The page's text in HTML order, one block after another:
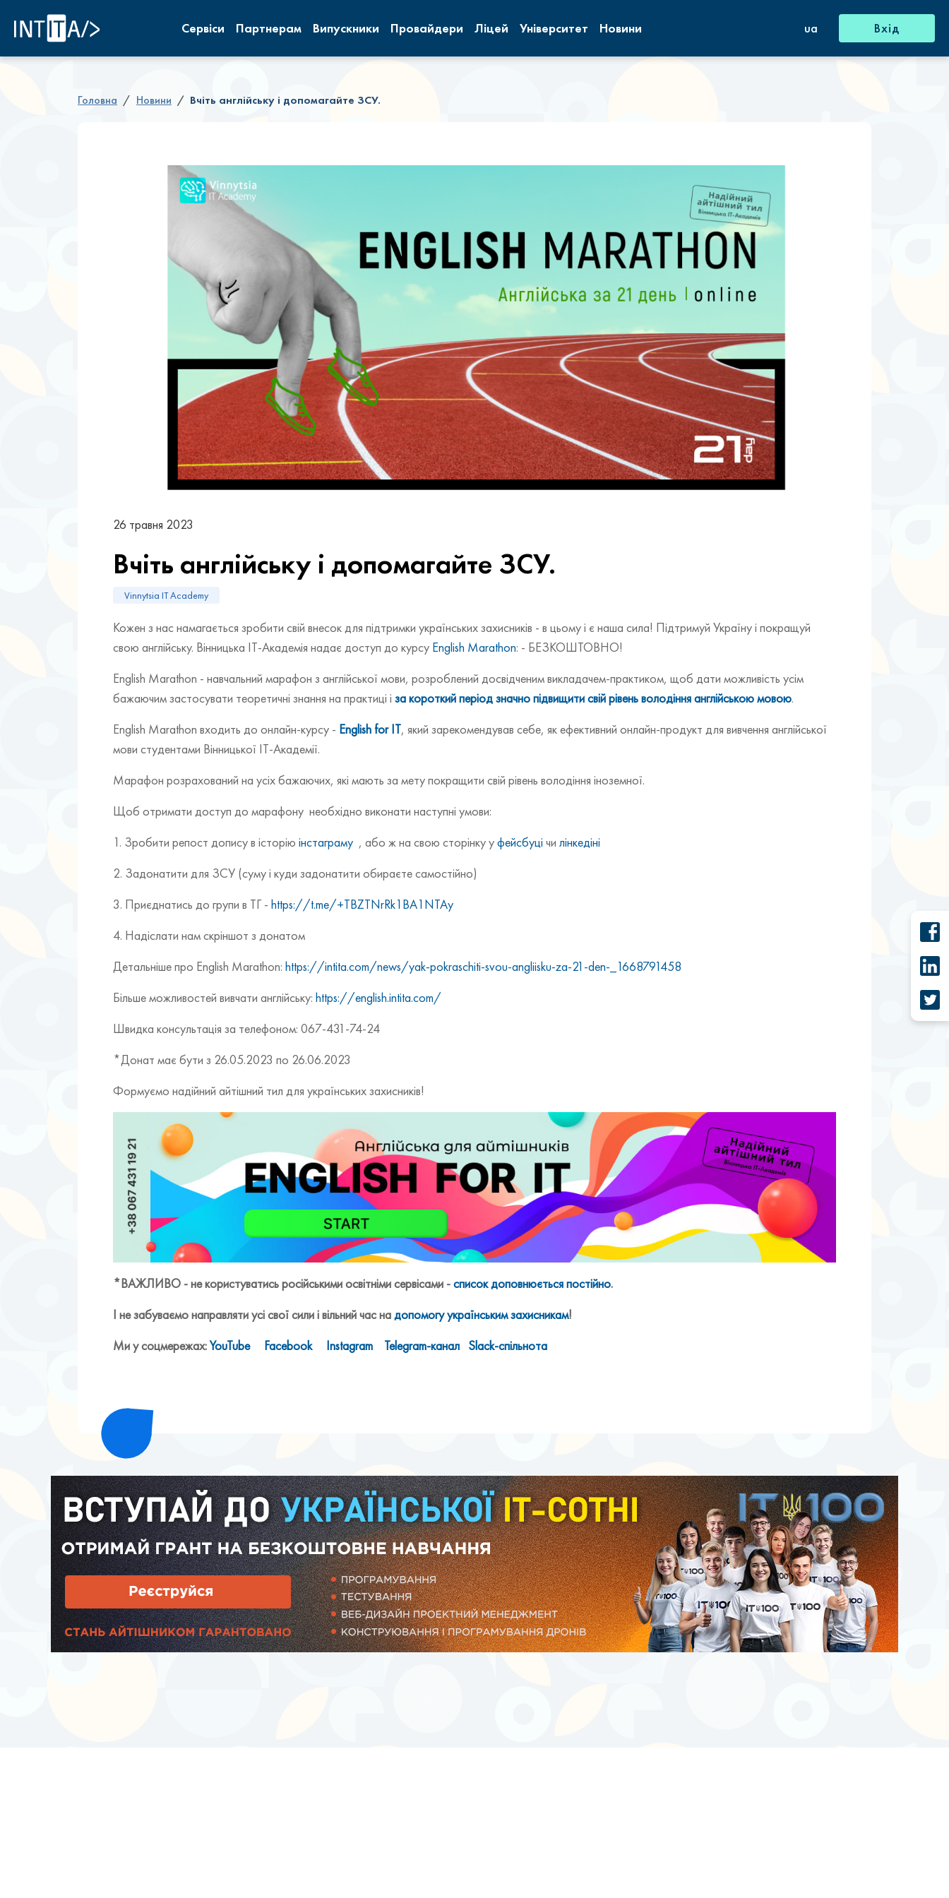
Сервіси Партнерам Випускники Провайдери Ліцей Університет Новини ua Вхід
Головна Новини Вчіть англійську і допомагайте ЗСУ.
26 травня 2023
Вчіть англійську і допомагайте ЗСУ.
Vinnytsia IT Academy
Кожен з нас намагається зробити свій внесок для підтримки українських захисників - в цьому і є наша сила! Підтримуй Україну і покращуй
свою англійську. Вінницька IT-Академія надає доступ до курсу English Marathon: - БЕЗКОШТОВНО!
English Marathon - навчальний марафон з англійської мови, розроблений досвідченим викладачем-практиком, щоб дати можливість усім
бажаючим застосувати теоретичні знання на практиці і за короткий період значно підвищити свій рівень володіння англійською мовою.
English Marathon входить до онлайн-курсу - English for IT, який зарекомендував себе, як ефективний онлайн-продукт для вивчення англійської
мови студентами Вінницької ІТ-Академії.
Марафон розрахований на усіх бажаючих, які мають за мету покращити свій рівень володіння іноземної.
Щоб отримати доступ до марафону необхідно виконати наступні умови:
1. Зробити репост допису в історію інстаграму , або ж на свою сторінку уфейсбуці чи лінкедіні
2. Задонатити для ЗСУ (суму і куди задонатити обираєте самостійно)
3. Приєднатись до групи в ТГ - https://t.me/+TBZTNrRk1BA1NTAy
4. Надіслати нам скріншот з донатом
Детальніше про English Marathon: https://intita.com/news/yak-pokraschiti-svou-angliisku-za-21-den-_1668791458
Більше можливостей вивчати англійську: https://english.intita.com/
Швидка консультація за телефоном: 067-431-74-24
*Донат має бути з 26.05.2023 по 26.06.2023
Формуємо надійний айтішний тил для українських захисників!
*ВАЖЛИВО - не користуватись російськими освітніми сервісами -список доповнюється постійно.
І не забуваємо направляти усі свої сили і вільний час надопомогу українським захисникам!
Ми у соцмережах:YouTube Facebook Instagram Telegram-канал Slack-спільнота